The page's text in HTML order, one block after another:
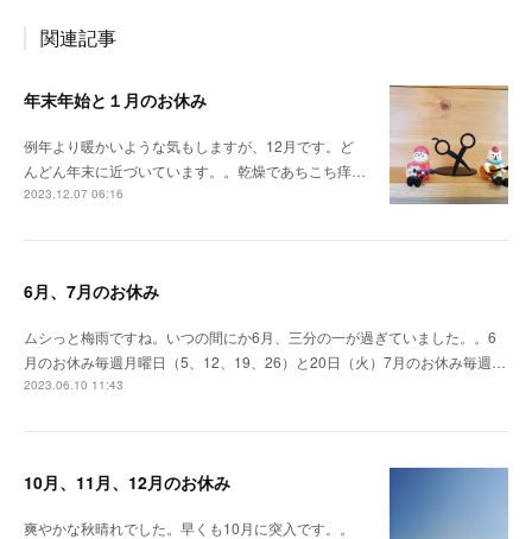
関連記事
年末年始と１月のお休み
例年より暖かいような気もしますが、12月です。ど
んどん年末に近づいています。。乾燥であちこち痒…
2023.12.07 06:16
6月、7月のお休み
ムシっと梅雨ですね。いつの間にか6月、三分の一が過ぎていました。。6
月のお休み毎週月曜日（5、12、19、26）と20日（火）7月のお休み毎週…
2023.06.10 11:43
10月、11月、12月のお休み
爽やかな秋晴れでした。早くも10月に突入です。。